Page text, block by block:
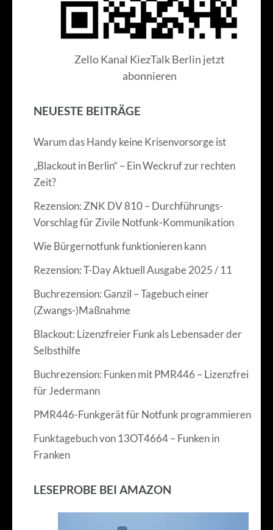
Zello Kanal KiezTalk Berlin jetzt
abonnieren
NEUESTE BEITRÄGE
Warum das Handy keine Krisenvorsorge ist
„Blackout in Berlin“ – Ein Weckruf zur rechten
Zeit?
Rezension: ZNK DV 810 – Durchführungs-
Vorschlag für Zivile Notfunk-Kommunikation
Wie Bürgernotfunk funktionieren kann
Rezension: T-Day Aktuell Ausgabe 2025 / 11
Buchrezension: Ganzil – Tagebuch einer
(Zwangs-)Maßnahme
Blackout: Lizenzfreier Funk als Lebensader der
Selbsthilfe
Buchrezension: Funken mit PMR446 – Lizenzfrei
für Jedermann
PMR446-Funkgerät für Notfunk programmieren
Funktagebuch von 13OT4664 – Funken in
Franken
LESEPROBE BEI AMAZON